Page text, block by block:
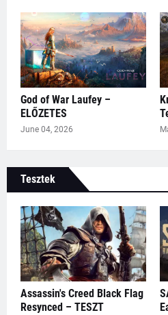
God of War Laufey –
ELŐZETES
June 04, 2026
Tesztek
Assassin's Creed Black Flag
Resynced – TESZT